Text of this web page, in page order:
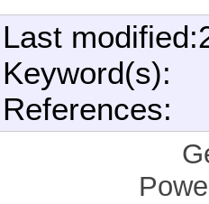
Last
Keyword(s):
References: